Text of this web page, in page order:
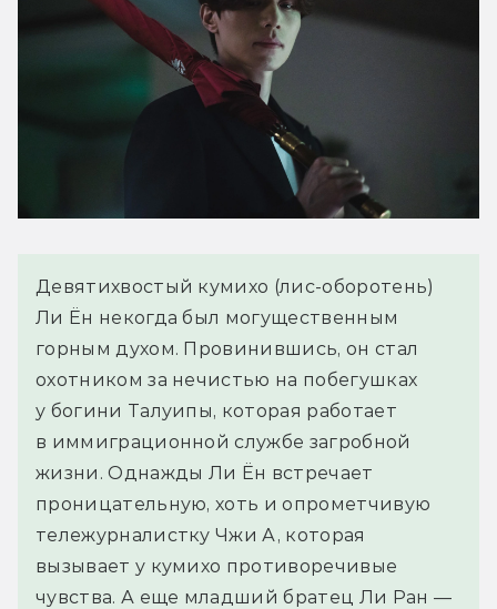
Девятихвостый кумихо (лис-оборотень)
Ли Ён некогда был могущественным
горным духом. Провинившись, он стал
охотником за нечистью на побегушках
у богини Талуипы, которая работает
в иммиграционной службе загробной
жизни. Однажды Ли Ён встречает
проницательную, хоть и опрометчивую
тележурналистку Чжи А, которая
вызывает у кумихо противоречивые
чувства. А еще младший братец Ли Ран —